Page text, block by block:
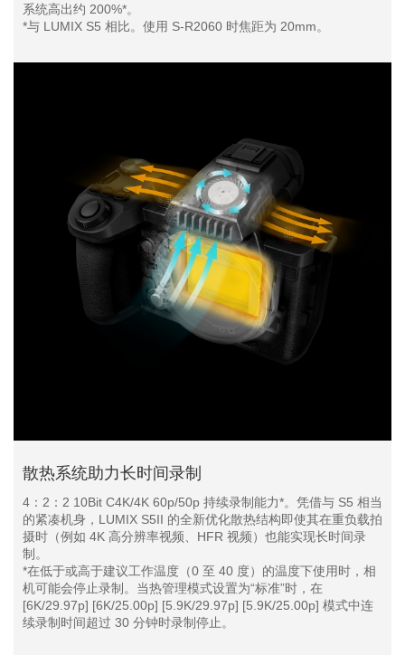
系统高出约 200%*。
*与 LUMIX S5 相比。使用 S-R2060 时焦距为 20mm。
散热系统助力长时间录制
4：2：2 10Bit C4K/4K 60p/50p 持续录制能力*。凭借与 S5 相当
的紧凑机身，LUMIX S5II 的全新优化散热结构即使其在重负载拍
摄时（例如 4K 高分辨率视频、HFR 视频）也能实现长时间录
制。
*在低于或高于建议工作温度（0 至 40 度）的温度下使用时，相
机可能会停止录制。当热管理模式设置为“标准”时，在
[6K/29.97p] [6K/25.00p] [5.9K/29.97p] [5.9K/25.00p] 模式中连
续录制时间超过 30 分钟时录制停止。